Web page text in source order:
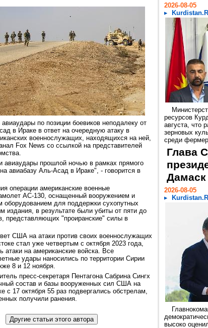
по позиции боевиков неподалеку от
в Ираке в ответ на очередную атаку в
военнослужащих, находящихся на ней,
Fox News со ссылкой на представителей
прошлой ночью в рамках прямого
авиабазу Аль-Асад в Ираке", - говорится в
операции американские военные
AC-130, оснащенный вооружением и
оборудованием для поддержки сухопутных
издания, в результате были убиты от пяти до
представляющих "проиранские" силы в
США на атаки против своих военнослужащих
стал уже четвертым с октября 2023 года,
атаки на американские войска. Все
удары наносились по территории Сирии
8 и 12 ноября.
пресс-секретаря Пентагона Сабрина Сингх
состав и базы вооруженных сил США на
с 17 октября 55 раз подвергались обстрелам,
получили ранения.
2026-08-05
ресурсов
августа, что
зерновых
среди
Глава
Дамаск
2026-08-05
высоко